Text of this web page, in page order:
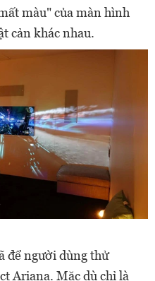
màu" của màn hình
cản khác nhau.
để người dùng thử
Ariana. Mặc dù chỉ là